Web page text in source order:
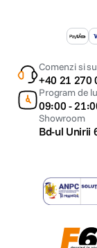
Comenzi si
+40 21 270
Program de
09:00 -
Showroom
Bd-ul Unirii